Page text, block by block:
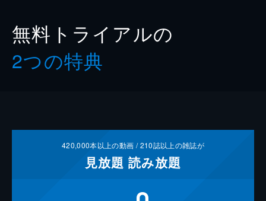
無料トライアルの
2つの特典
420,000本以上の動画 /210誌以上の雑誌が
見放題 読み放題